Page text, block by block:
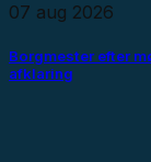
07 aug 2026
Borgmester efter
afklaring